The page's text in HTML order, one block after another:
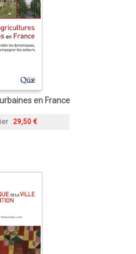
en France
29,50 €